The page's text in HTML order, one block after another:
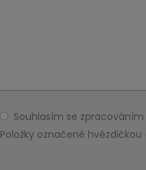
Souhlasím
se
zpracováním
Souhlasím se zpracováním
Položky označené hvězdičkou